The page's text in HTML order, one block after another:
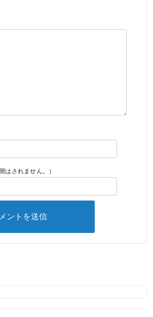
はされません。）